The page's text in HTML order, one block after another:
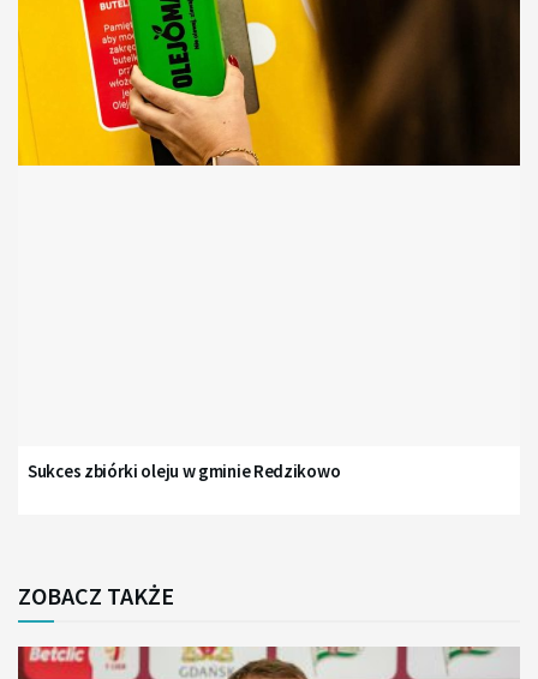
Sukces zbiórki oleju w gminie Redzikowo
ZOBACZ TAKŻE